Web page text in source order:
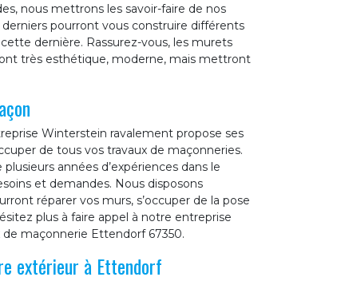
nous mettrons les savoir-faire de nos
derniers pourront vous construire différents
dernière. Rassurez-vous, les murets
très esthétique, moderne, mais mettront
Winterstein ravalement propose ses
de tous vos travaux de maçonneries.
années d’expériences dans le
et demandes. Nous disposons
réparer vos murs, s’occuper de la pose
plus à faire appel à notre entreprise
maçonnerie Ettendorf 67350.
extérieur à Ettendorf